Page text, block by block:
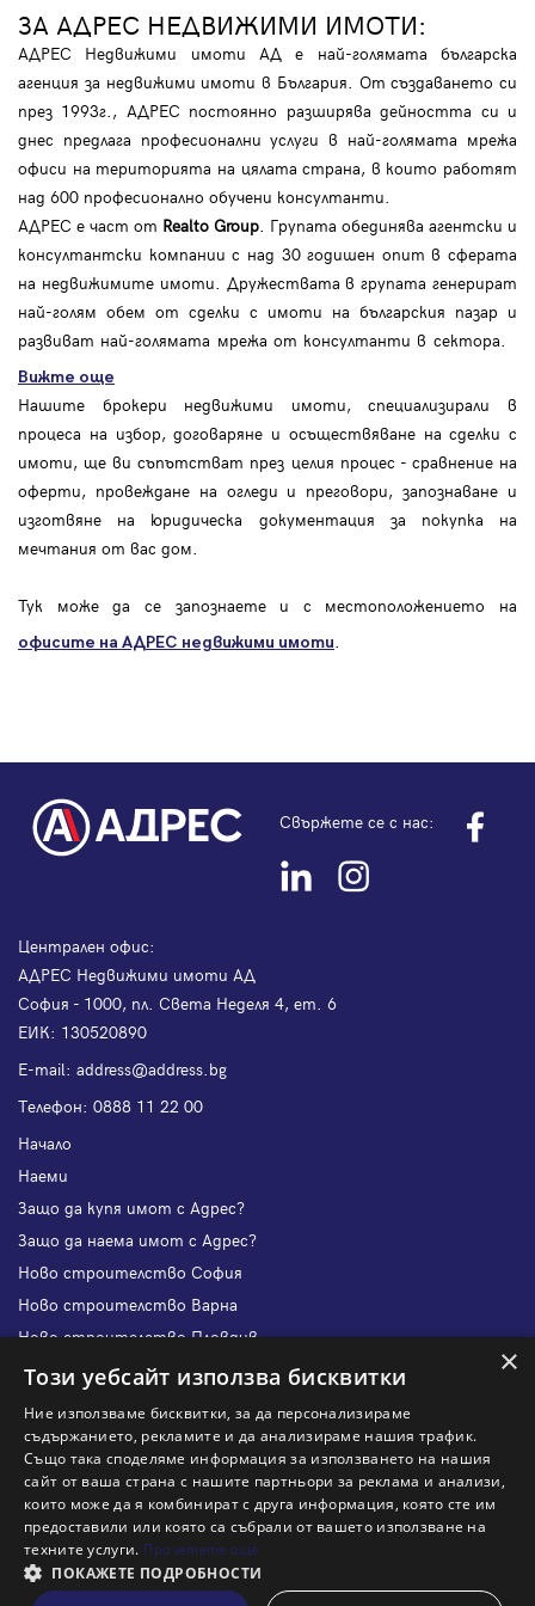
ЗА АДРЕС НЕДВИЖИМИ ИМОТИ:
АДРЕС Недвижими имоти АД е най-голямата българска
агенция за недвижими имоти в България. От създаването си
през 1993г., АДРЕС постоянно разширява дейността си и
днес предлага професионални услуги в най-голямата мрежа
офиси на територията на цялата страна, в които работят
над 600 професионално обучени консултанти.
АДРЕС е част от Realto Group. Групата обединява агентски и
консултантски компании с над 30 годишен опит в сферата
на недвижимите имоти. Дружествата в групата генерират
най-голям обем от сделки с имоти на българския пазар и
развиват най-голямата мрежа от консултанти в сектора.
Вижте още
Нашите брокери недвижими имоти, специализирали в
процеса на избор, договаряне и осъществяване на сделки с
имоти, ще ви съпътстват през целия процес - сравнение на
оферти, провеждане на огледи и преговори, запознаване и
изготвяне на юридическа документация за покупка на
мечтания от вас дом.
Тук може да се запознаете и с местоположението на
офисите на АДРЕС недвижими имоти.
Свържете се с нас:
Централен офис:
АДРЕС Недвижими имоти АД
София - 1000, пл. Света Неделя 4, ет. 6
ЕИК: 130520890
Е-mail: address@address.bg
Телефон: 0888 11 22 00
Начало
Наеми
Защо да купя имот с Адрес?
Защо да наема имот с Адрес?
Ново строителство София
Ново строителство Варна
Ново строителство Пловдив
Ново строителство Бургас
Защо да отдам имот с Адрес?
Наши офиси
Кариери
Кои сме ние?
Франчайз
Блог
×
Този уебсайт използва бисквитки
Ние използваме бисквитки, за да персонализираме
съдържанието, рекламите и да анализираме нашия трафик.
Също така споделяме информация за използването на нашия
сайт от ваша страна с нашите партньори за реклама и анализи,
които може да я комбинират с друга информация, която сте им
предоставили или която са събрали от вашето използване на
техните услуги. Прочетете още
ПОКАЖЕТЕ ПОДРОБНОСТИ